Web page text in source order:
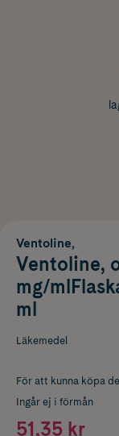
Ventoline,
Ventoline,
mg/
ml
Läkemedel
För att kunna köpa
Ingår ej i förmån
51,35 kr